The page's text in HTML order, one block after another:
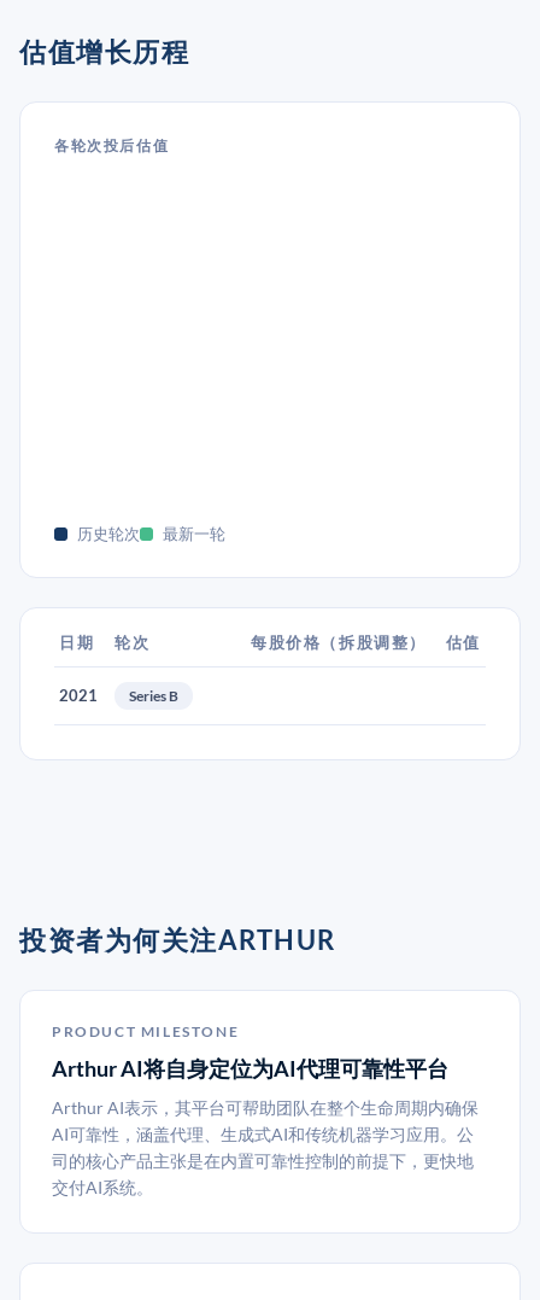
估值增长历程
各轮次投后估值
历史轮次 最新一轮
日期 轮次 每股价格（拆股调整） 估值
2021 Series B
投资者为何关注ARTHUR
PRODUCT MILESTONE
Arthur AI将自身定位为AI代理可靠性平台
Arthur AI表示，其平台可帮助团队在整个生命周期内确保
AI可靠性，涵盖代理、生成式AI和传统机器学习应用。公
司的核心产品主张是在内置可靠性控制的前提下，更快地
交付AI系统。